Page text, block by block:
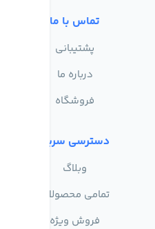
تماس با ما
پشتیبانی
درباره ما
فروشگاه
دسترسی سریع
وبلاگ
تمامی محصولات
فروش ویژه